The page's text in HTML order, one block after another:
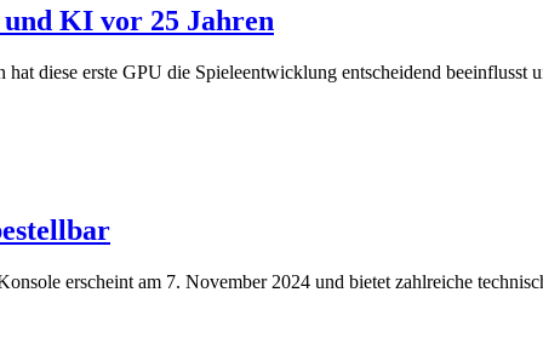
KI vor 25 Jahren
diese erste GPU die Spieleentwicklung entscheidend
erscheint am 7. November 2024 und bietet zahlreiche